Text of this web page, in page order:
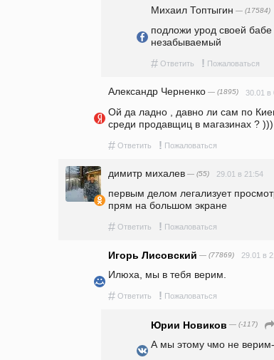
Михаил Топтыгин — (17584)
подложи урод своей
незабываемый
# Ответить ! Пожаловаться
Александр Черненко — (1895) 30.01 в
Ой да ладно , давно ли сам по
среди продавщиц в магазинах ?
# Ответить ! Пожаловаться
димитр михалев — (55) 29.01 в 21:54
первым делом легализует
прям на большом экране
# Ответить ! Пожаловаться
Игорь Лисовский — (77869) 29.01 в
Илюха, мы в тебя верим.
# Ответить ! Пожаловаться
Юрии Новиков — (-117)
А мы этому чмо не верим-